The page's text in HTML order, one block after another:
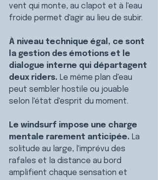
vent qui monte, au clapot et à l'eau
froide permet d'agir au lieu de subir.
À niveau technique égal, ce sont
la gestion des émotions et le
dialogue interne qui départagent
deux riders. Le même plan d'eau
peut sembler hostile ou jouable
selon l'état d'esprit du moment.
Le windsurf impose une charge
mentale rarement anticipée. La
solitude au large, l'imprévu des
rafales et la distance au bord
amplifient chaque sensation et